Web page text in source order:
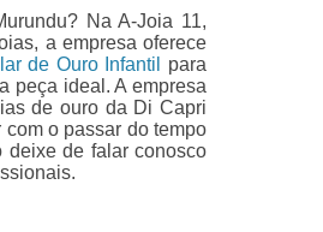
Na A-Joia 11,
a empresa oferece
de Ouro Infantil
para
peça ideal. A empresa
de ouro da Di Capri
o passar do tempo
deixe de falar conosco